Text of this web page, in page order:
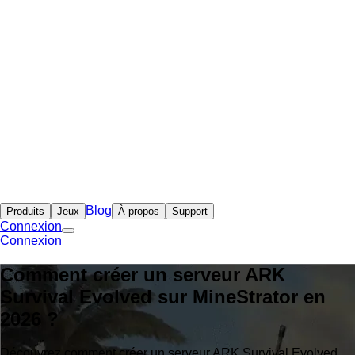
Produits Jeux Blog À propos Support
Connexion
Connexion
Comment créer un serveur ARK
Survival Evolved sur MineStrator en
2026 ?